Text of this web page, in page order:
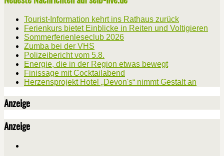
Tourist-Information kehrt ins Rathaus zurück
Ferienkurs bietet Einblicke in Reiten und Voltigieren
Sommerferienleseclub 2026
Zumba bei der VHS
Polizeibericht vom 5.8.
Energie, die in der Region etwas bewegt
Finissage mit Cocktailabend
Herzensprojekt Hotel „Devon's“ nimmt Gestalt an
Anzeige
Anzeige